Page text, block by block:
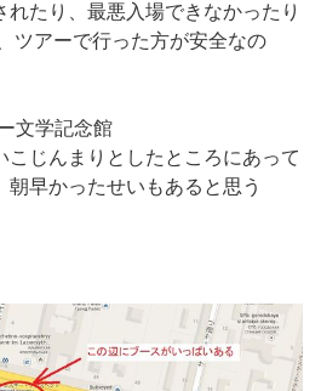
れたり、最悪入場できなかったり
ツアーで行った方が安全なの
文学記念館
こじんまりとしたところにあって
早かったせいもあると思う